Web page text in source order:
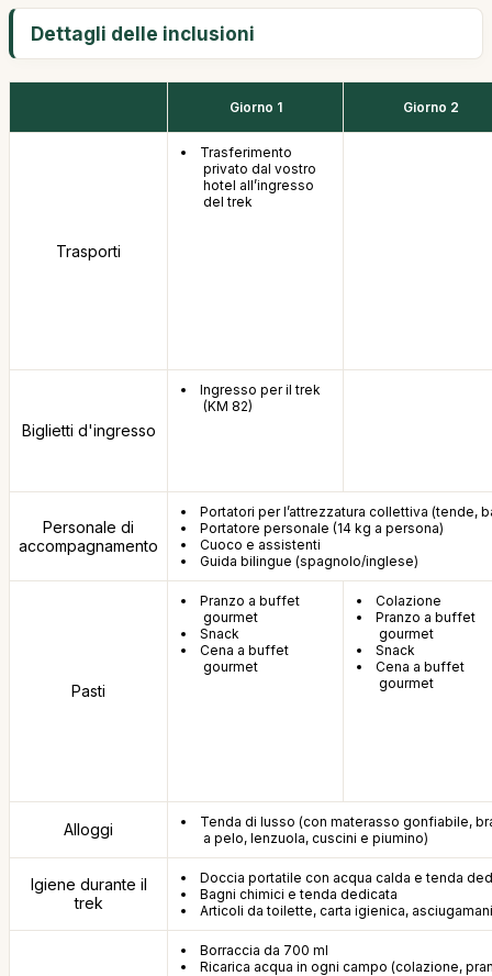
Dettagli delle inclusioni
Giorno 1 Giorno 2
Trasporti
Trasferimento
privato dal vostro
hotel all’ingresso
del trek
Biglietti d'ingresso
Ingresso per il trek
(KM 82)
Personale di
accompagnamento
Portatori per l’attrezzatura collettiva (tende,
Portatore personale (14 kg a persona)
Cuoco e assistenti
Guida bilingue (spagnolo/inglese)
Pasti
Pranzo a buffet
gourmet
Snack
Cena a buffet
gourmet
Colazione
Pranzo a buffet
gourmet
Snack
Cena a buffet
gourmet
Alloggi
Tenda di lusso (con materasso gonfiabile,
a pelo, lenzuola, cuscini e piumino)
Igiene durante il
trek
Doccia portatile con acqua calda e tenda
Bagni chimici e tenda dedicata
Articoli da toilette, carta igienica,
Borraccia da 700 ml
Ricarica acqua in ogni campo (colazione,